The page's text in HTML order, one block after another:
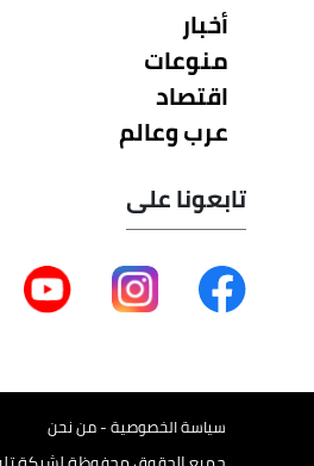
أخبار
منوعات
اقتصاد
عرب وعالم
تابعونا على
سياسة الخصوصية - من نحن